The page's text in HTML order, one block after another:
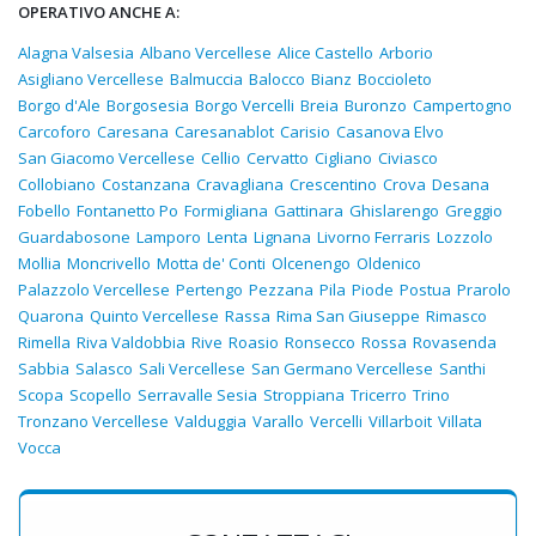
OPERATIVO ANCHE A:
Alagna Valsesia Albano Vercellese Alice Castello Arborio
Asigliano Vercellese Balmuccia Balocco Bianz Boccioleto
Borgo d'Ale Borgosesia Borgo Vercelli Breia Buronzo Campertogno
Carcoforo Caresana Caresanablot Carisio Casanova Elvo
San Giacomo Vercellese Cellio Cervatto Cigliano Civiasco
Collobiano Costanzana Cravagliana Crescentino Crova Desana
Fobello Fontanetto Po Formigliana Gattinara Ghislarengo Greggio
Guardabosone Lamporo Lenta Lignana Livorno Ferraris Lozzolo
Mollia Moncrivello Motta de' Conti Olcenengo Oldenico
Palazzolo Vercellese Pertengo Pezzana Pila Piode Postua Prarolo
Quarona Quinto Vercellese Rassa Rima San Giuseppe Rimasco
Rimella Riva Valdobbia Rive Roasio Ronsecco Rossa Rovasenda
Sabbia Salasco Sali Vercellese San Germano Vercellese Santhi
Scopa Scopello Serravalle Sesia Stroppiana Tricerro Trino
Tronzano Vercellese Valduggia Varallo Vercelli Villarboit Villata
Vocca